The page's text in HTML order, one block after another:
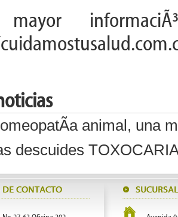
informaci
animal, una
descuides